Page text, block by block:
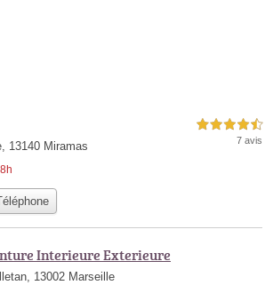
13140 Miramas
4,5 étoiles sur 5
7 avis
Interieure Exterieure
13002 Marseille